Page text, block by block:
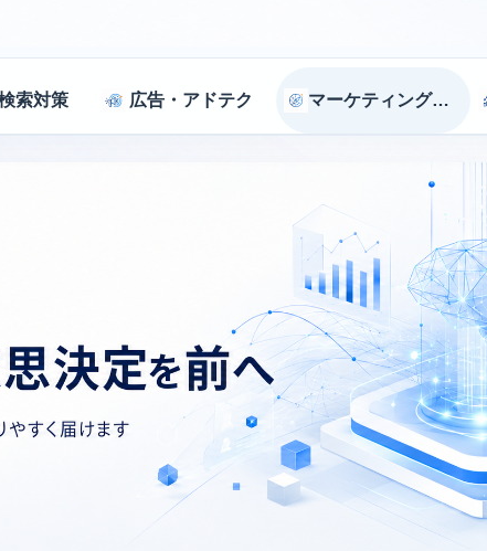
索対策 広告・アドテク マーケティング戦略